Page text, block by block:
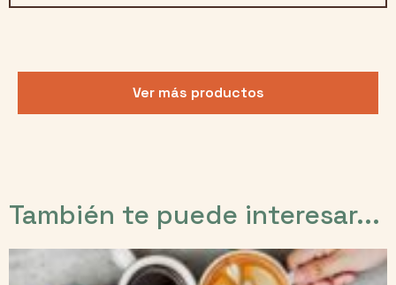
hasta
Ver más productos
También te puede interesar...